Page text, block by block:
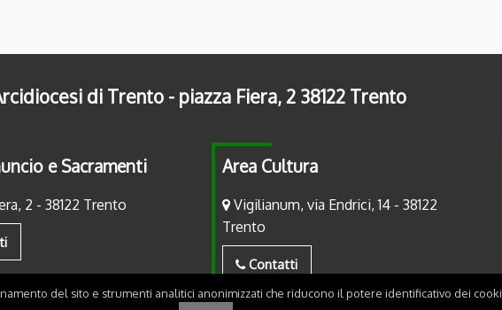
di Trento - piazza Fiera, 2 38122 Trento
e Sacramenti
2 - 38122 Trento
Area Cultura
Vigilianum, via Endrici, 14 - 38122
Trento
Contatti
del sito e strumenti analitici anonimizzati che riducono il potere identificativo dei